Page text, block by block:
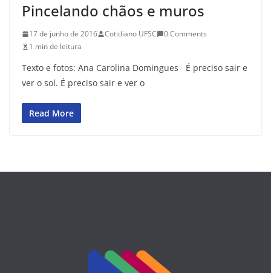
Pincelando chãos e muros
17 de junho de 2016 Cotidiano UFSC
0 Comments
1 min de leitura
Texto e fotos: Ana Carolina Domingues É preciso sair e
ver o sol. É preciso sair e ver o
Read More